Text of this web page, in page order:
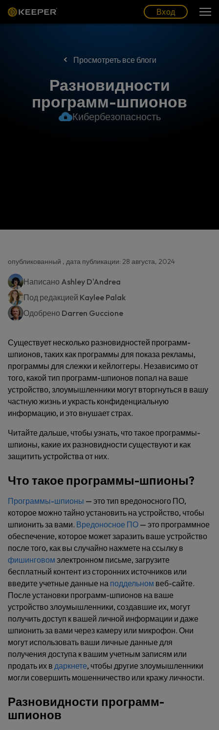
Вход
Просмотреть все блоги
Разновидности
программ-шпионов
Кибербезопасность
опубликованный , дата публикации: 28 августа, 2024
Написано Ashley D'Andrea
Под редакцией Kaylee Palak
Одобрено Darren Guccione
Существует несколько разновидностей программ-
шпионов, таких как программы для показа рекламы,
программы для слежки и кейлоггеры. Независимо от
того, какой тип программ-шпионов попал на ваше
устройство, злоумышленники могут вторгнуться в вашу
частную жизнь и украсть конфиденциальную
информацию, и это внушает страх.
Читайте дальше, чтобы узнать, что такое программы-
шпионы, какие их разновидности существуют и как
защитить устройства от них.
Что такое программы-шпионы?
Программы-шпионы — это тип вредоносного ПО,
которое можно тайно установить на устройство, чтобы
шпионить за вами. Вредоносное ПО — это программное
обеспечение, которое может заразить ваше устройство
после того, как вы случайно нажмете на ссылку в
фишинговом электронном письме, загрузите
бесплатный контент из сторонних источников или
введите учетные данные на поддельном веб-сайте.
После установки программ-шпионов на ваше
устройство злоумышленники, создавшие их, могут
получить доступ к вашей личной информации и даже
шпионить за вами через камеру или микрофон. Они
могут использовать ваши личные данные для
получения доступа к вашим учетным записям или
продать их в даркнете, чтобы другие злоумышленники
могли совершить мошенничество или кражу личности.
Разновидности программ-
шпионов